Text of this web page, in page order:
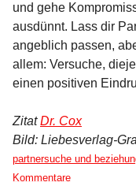
und gehe
ausdünnt. Lass dir
angeblich passen,
allem: Versuche,
einen positiven
ZitatDr. Cox
Bild: Liebesverlag-
Kategorien:
partnersuche und
Kommentare